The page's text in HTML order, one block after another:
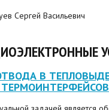
Сергей Васильевич
В